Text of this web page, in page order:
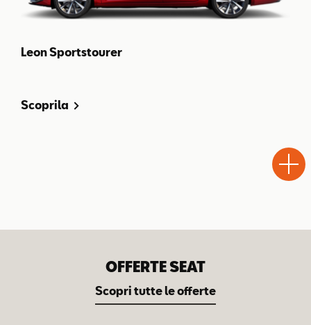
Leon Sportstourer
Scoprila
OFFERTE SEAT
Scopri tutte le offerte
Drive
Chiama